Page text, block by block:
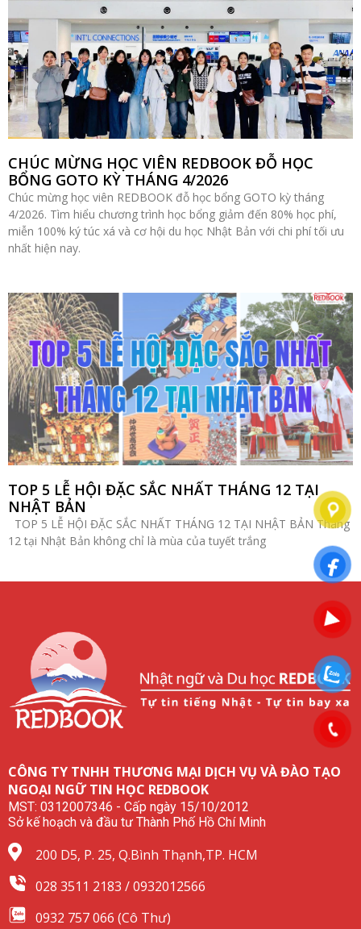
CHÚC MỪNG HỌC VIÊN REDBOOK ĐỖ HỌC
BỔNG GOTO KỲ THÁNG 4/2026
Chúc mừng học viên REDBOOK đỗ học bổng GOTO kỳ tháng
4/2026. Tìm hiểu chương trình học bổng giảm đến 80% học phí,
miễn 100% ký túc xá và cơ hội du học Nhật Bản với chi phí tối ưu
nhất hiện nay.
TOP 5 LỄ HỘI ĐẶC SẮC NHẤT THÁNG 12 TẠI
NHẬT BẢN
TOP 5 LỄ HỘI ĐẶC SẮC NHẤT THÁNG 12 TẠI NHẬT BẢN Tháng
12 tại Nhật Bản không chỉ là mùa của tuyết trắng
CÔNG TY TNHH THƯƠNG MẠI DỊCH VỤ VÀ ĐÀO TẠO
NGOẠI NGỮ TIN HỌC REDBOOK
MST: 0312007346 - Cấp ngày 15/10/2012
Sở kế hoạch và đầu tư Thành Phố Hồ Chí Minh
200 D5, P. 25, Q.Bình Thạnh,TP. HCM
028 3511 2183 / 0932012566
0932 757 066 (Cô Thư)